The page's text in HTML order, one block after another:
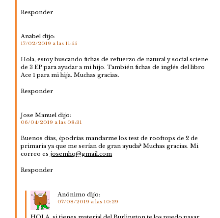
Responder
Anabel dijo:
17/02/2019 a las 11:55
Hola, estoy buscando fichas de refuerzo de natural y social sciene
de 3 EP para ayudar a mi hijo. También fichas de inglés del libro
Ace 1 para mi hija. Muchas gracias.
Responder
Jose Manuel dijo:
06/04/2019 a las 08:31
Buenos días, ¿podrías mandarme los test de rooftops de 2 de
primaria ya que me serían de gran ayuda? Muchas gracias. Mi
correo esjosemhq@gmail.com
Responder
Anónimo dijo:
07/08/2019 a las 10:29